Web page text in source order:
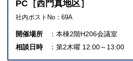
PC［西門真地区］
社内ポストNo：69A
開催場所
本棟2階H206会議室
相談日時
第2木曜 12:00～13:00